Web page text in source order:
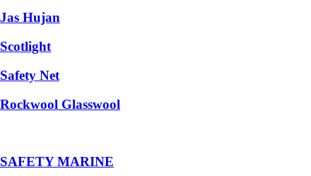
Jas Hujan
Scotlight
Safety Net
Rockwool Glasswool
SAFETY MARINE